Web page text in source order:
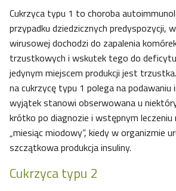
Cukrzyca typu 1 to choroba
przypadku dziedzicznych predyspozycji,
wirusowej dochodzi do zapalenia
trzustkowych i wskutek tego do
jedynym miejscem produkcji jest
na cukrzycę typu 1 polega na podawaniu
wyjątek stanowi obserwowana u
krótko po diagnozie i wstępnym leczeniu
„miesiąc miodowy”, kiedy w organizmie
szczątkowa produkcja insuliny.
Cukrzyca typu 2